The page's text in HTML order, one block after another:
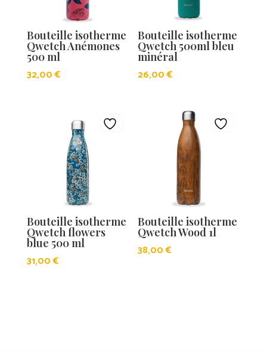
Bouteille isotherme
Qwetch Anémones
500 ml
32,00€
Bouteille isotherme
Qwetch 500ml bleu
minéral
26,00€
Bouteille isotherme
Qwetch flowers
blue 500 ml
31,00€
Bouteille isotherme
Qwetch Wood 1l
38,00€